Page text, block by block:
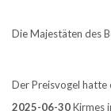
Die Majestäten des
Der Preisvogel hatte
2025-06-30Kirmes